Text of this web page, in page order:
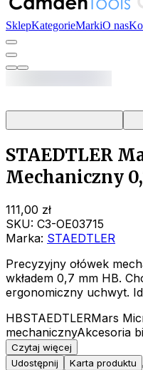
SklepKategorieMarkiO nas
STAEDTLER
Mechaniczny
111,00 zł
SKU: C3-OE03715
Marka: STAEDTLER
Precyzyjny ołówek
wkładem 0,7 mm HB.
ergonomiczny uchwyt.
HBSTAEDTLERMars
mechanicznyAkcesoria
Czytaj więcej
Udostępnij
Karta produktu